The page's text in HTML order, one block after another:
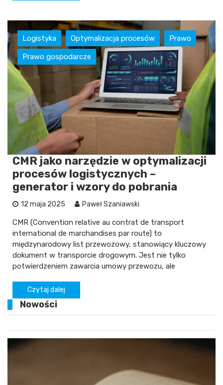
Logistyka Optymalizacja procesów Prawo
Prawo gospodarcze
CMR jako narzędzie w optymalizacji
procesów logistycznych –
generator i wzory do pobrania
12 maja 2025 Paweł Szaniawski
CMR (Convention relative au contrat de transport
international de marchandises par route) to
międzynarodowy list przewozowy, stanowiący kluczowy
dokument w transporcie drogowym. Jest nie tylko
potwierdzeniem zawarcia umowy przewozu, ale
Czytaj dalej
Nowości